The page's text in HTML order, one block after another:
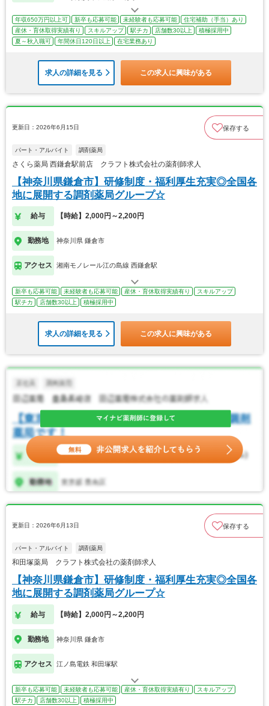
年収650万円以上可 新卒も応募可能 未経験者も応募可能
住宅補助（手当）あり
産休・育休取得実績有り
スキルアップ 駅チカ 店舗数30以上
積極採用中
夏～秋入職可
年間休日120日以上 在宅業務あり
求人の詳細を見る この求人に興味がある
更新日：2026年6月15日 保存する
パート・アルバイト 調剤薬局
さくら薬局 西鎌倉駅前店 クラフト株式会社の薬剤師求人
【神奈川県鎌倉市】研修制度・福利厚生充実◎全国各
地に展開する調剤薬局グループ☆
給与 【時給】2,000円～2,200円
勤務地 神奈川県 鎌倉市
アクセス 湘南モノレール江の島線 西鎌倉駅
新卒も応募可能 未経験者も応募可能 産休・育休取得実績有り
スキルアップ
駅チカ
店舗数30以上 積極採用中
求人の詳細を見る この求人に興味がある
更新日：2026年6月13日 保存する
パート・アルバイト 調剤薬局
和田塚薬局 クラフト株式会社の薬剤師求人
【神奈川県鎌倉市】研修制度・福利厚生充実◎全国各
地に展開する調剤薬局グループ☆
給与 【時給】2,000円～2,200円
勤務地 神奈川県 鎌倉市
アクセス 江ノ島電鉄 和田塚駅
新卒も応募可能 未経験者も応募可能 産休・育休取得実績有り
スキルアップ
駅チカ
店舗数30以上 積極採用中